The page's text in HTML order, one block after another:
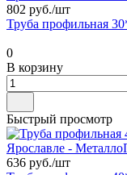
802 руб./шт
Труба профильная
0
В корзину
Быстрый просмотр
636 руб./шт